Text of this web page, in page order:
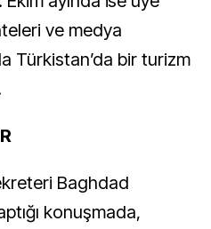
ve medya
Türkistan’da bir turizm
Baghdad
konuşmada,